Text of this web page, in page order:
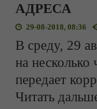
АДРЕСА
29-08-2018, 08:36
В среду, 29
на
передает
Читать